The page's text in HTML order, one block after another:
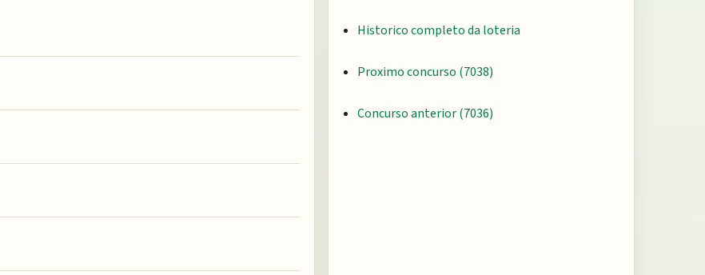
Historico completo da loteria
Proximo concurso (7038)
Concurso anterior (7036)